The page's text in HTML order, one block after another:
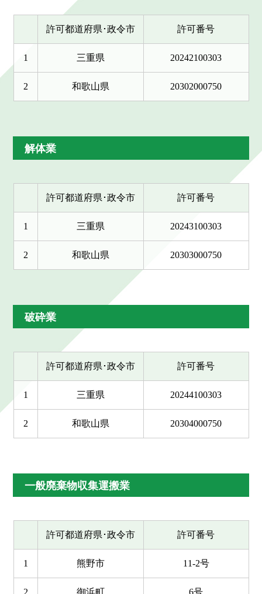
許可都道府県･政令市 許可番号
1 三重県 20242100303
2 和歌山県 20302000750
解体業
許可都道府県･政令市 許可番号
1 三重県 20243100303
2 和歌山県 20303000750
破砕業
許可都道府県･政令市 許可番号
1 三重県 20244100303
2 和歌山県 20304000750
一般廃棄物収集運搬業
許可都道府県･政令市 許可番号
1 熊野市 11-2号
2 御浜町 6号